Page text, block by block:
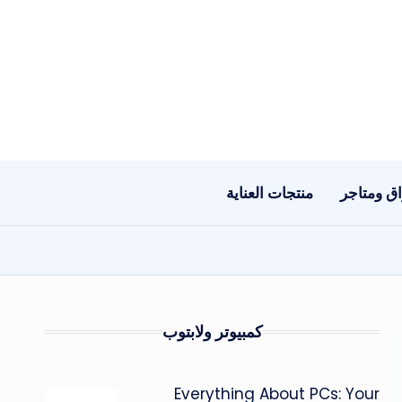
ومتاجر منتجات العناية
كمبيوتر ولابتوب
Everything About PCs: Your